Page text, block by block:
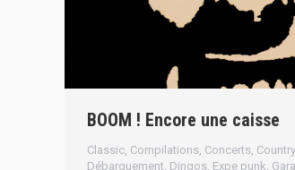
BOOM ! Encore une caisse
Classic, Compilations, Concerts, Country
Débarquement, Dingos, Expe punk,